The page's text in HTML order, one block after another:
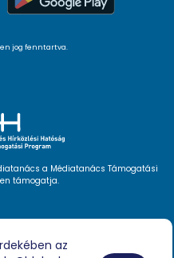
jog fenntartva.
a Médiatanács Támogatási
támogatja.
az